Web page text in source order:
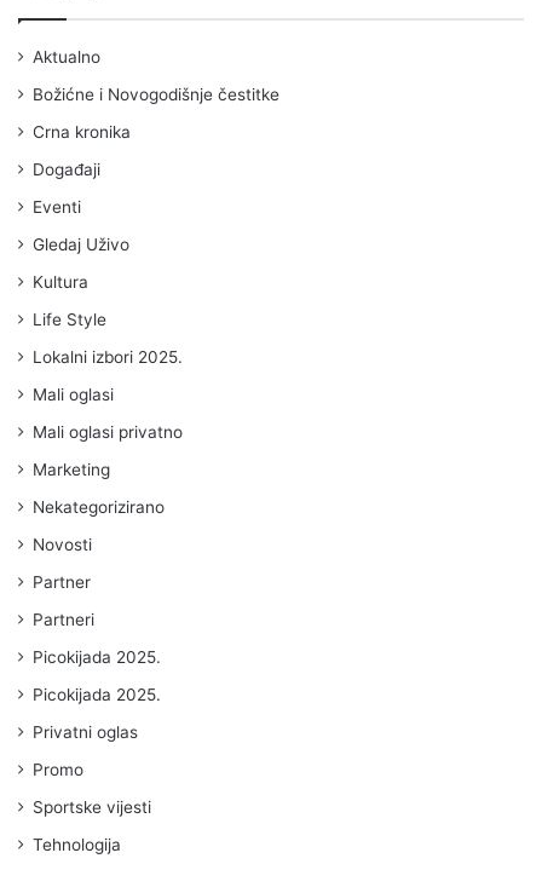
Aktualno
Božićne i Novogodišnje čestitke
Crna kronika
Događaji
Eventi
Gledaj Uživo
Kultura
Life Style
Lokalni izbori 2025.
Mali oglasi
Mali oglasi privatno
Marketing
Nekategorizirano
Novosti
Partner
Partneri
Picokijada 2025.
Picokijada 2025.
Privatni oglas
Promo
Sportske vijesti
Tehnologija